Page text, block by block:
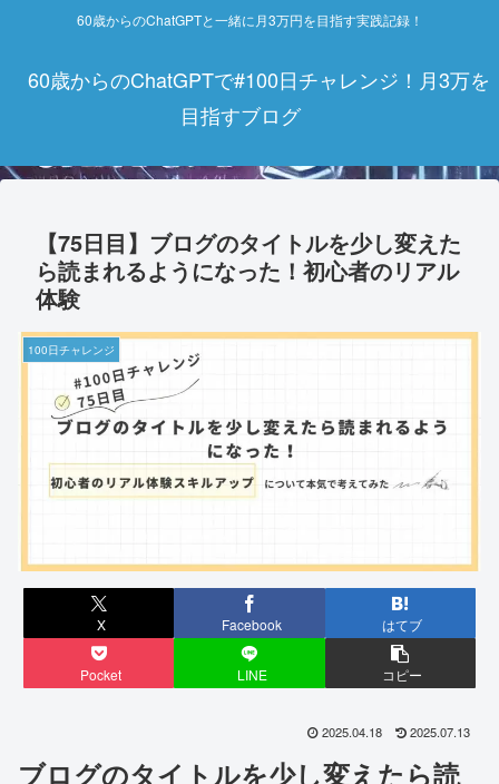
60歳からのChatGPTと一緒に月3万円を目指す実践記録！
60歳からのChatGPTで#100日チャレンジ！月3万を
目指すブログ
【75日目】ブログのタイトルを少し変えた
ら読まれるようになった！初心者のリアル
体験
100日チャレンジ
X Facebook はてブ
Pocket LINE コピー
2025.04.18 2025.07.13
ブログのタイトルを少し変えたら読